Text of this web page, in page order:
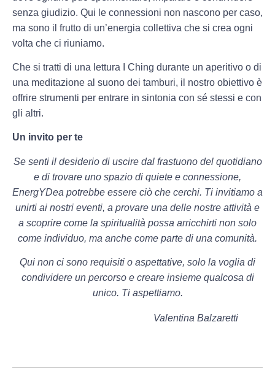
senza giudizio. Qui le connessioni non nascono per caso,
ma sono il frutto di un’energia collettiva che si crea ogni
volta che ci riuniamo.
Che si tratti di una lettura I Ching durante un aperitivo o di
una meditazione al suono dei tamburi, il nostro obiettivo è
offrire strumenti per entrare in sintonia con sé stessi e con
gli altri.
Un invito per te
Se senti il desiderio di uscire dal frastuono del quotidiano
e di trovare uno spazio di quiete e connessione,
EnergYDea potrebbe essere ciò che cerchi. Ti invitiamo a
unirti ai nostri eventi, a provare una delle nostre attività e
a scoprire come la spiritualità possa arricchirti non solo
come individuo, ma anche come parte di una comunità.
Qui non ci sono requisiti o aspettative, solo la voglia di
condividere un percorso e creare insieme qualcosa di
unico. Ti aspettiamo.
Valentina Balzaretti